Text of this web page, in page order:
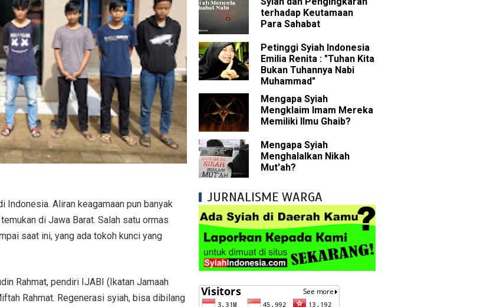
Syiah dan Pengingkaran terhadap Keutamaan Para Sahabat
Mengapa Syiah Mengklaim Imam Mereka Memiliki Ilmu Ghaib?
Mengapa Syiah Menganggap Semua Sahabat Nabi Pengkhianat?
Syiah dan Kebiasaan Mengkafirkan Sahabat Rasulullah
Kesalahan Syiah dalam Menyikapi Peran Sahabat Nabi
Syiah dan Pengingkaran terhadap Hadis Shahih Sunni
Syiah dan Fitnah Besar terhadap Khalifah Utsman bin Affan
Syiah dan Penyelewengan dalam Pemahaman tentang Khalifah
Syiah dan Penyimpangan dalam Akidah Islam
Kesalahan Syiah dalam Menyikapi Khalifah Abu Bakar
Aliran keagamaan pun banyak
di Jawa Barat. Salah satu ormas
saat ini, yang ada tokoh kunci yang
Rahmat, pendiri IJABI (Ikatan Jamaah
Rahmat. Regenerasi syiah, bisa dibilang
terhadap Keutamaan
Para Sahabat
Petinggi Syiah Indonesia
Emilia Renita : "Tuhan Kita
Bukan Tuhannya Nabi
Muhammad"
Mengapa Syiah
Mengklaim Imam Mereka
Memiliki Ilmu Ghaib?
Mengapa Syiah
Menghalalkan Nikah
Mut'ah?
JURNALISME WARGA